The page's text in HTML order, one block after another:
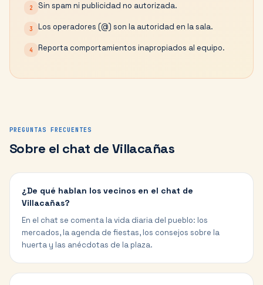
2 Sin spam ni publicidad no autorizada.
3 Los operadores (@) son la autoridad en la sala.
4 Reporta comportamientos inapropiados al equipo.
PREGUNTAS FRECUENTES
Sobre el chat de Villacañas
¿De qué hablan los vecinos en el chat de
Villacañas?
En el chat se comenta la vida diaria del pueblo: los
mercados, la agenda de fiestas, los consejos sobre la
huerta y las anécdotas de la plaza.